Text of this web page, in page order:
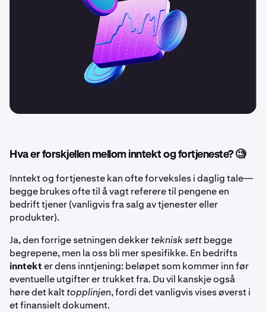
Hva er forskjellen mellom inntekt og fortjeneste? 🧐
Inntekt og fortjeneste kan ofte forveksles i daglig tale—
begge brukes ofte til å vagt referere til pengene en
bedrift tjener (vanligvis fra salg av tjenester eller
produkter).
Ja, den forrige setningen dekkerteknisk settbegge
begrepene, men la oss bli mer spesifikke. En bedrifts
inntekter dens inntjening: beløpet som kommer inn før
eventuelle utgifter er trukket fra. Du vil kanskje også
høre det kalttopplinjen, fordi det vanligvis vises øverst i
et finansielt dokument.